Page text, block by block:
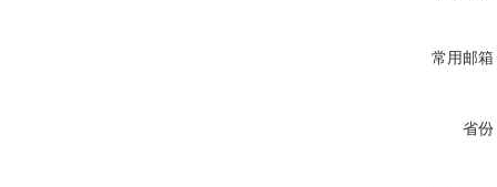
常用邮箱
省份